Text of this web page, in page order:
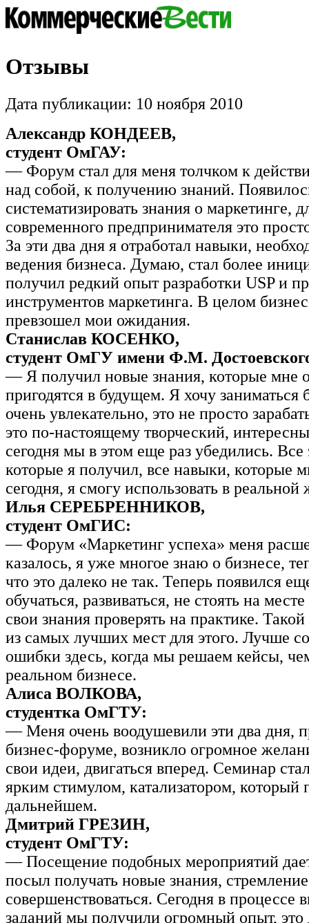
Отзывы
Дата публикации: 10 ноября 2010
Александр КОНДЕЕВ,
студент ОмГАУ:
— Форум стал для меня толчком к
над собой, к получению знаний.
систематизировать знания о маркетинге,
современного предпринимателя это
За эти два дня я отработал навыки,
ведения бизнеса. Думаю, стал более
получил редкий опыт разработки USP и
инструментов маркетинга. В целом
превзошел мои ожидания.
Станислав КОСЕНКО,
студент ОмГУ имени Ф.М.
— Я получил новые знания, которые мне
пригодятся в будущем. Я хочу заниматься
очень увлекательно, это не просто
это по-настоящему творческий,
сегодня мы в этом еще раз убедились. Все
которые я получил, все навыки, которые
сегодня, я смогу использовать в реальной
Илья СЕРЕБРЕННИКОВ,
студент ОмГИС:
— Форум «Маркетинг успеха» меня
казалось, я уже многое знаю о бизнесе,
что это далеко не так. Теперь появился
обучаться, развиваться, не стоять на
свои знания проверять на практике.
из самых лучших мест для этого. Лучше
ошибки здесь, когда мы решаем кейсы,
реальном бизнесе.
Алиса ВОЛКОВА,
студентка ОмГТУ:
— Меня очень воодушевили эти два дня,
бизнес-форуме, возникло огромное
свои идеи, двигаться вперед. Семинар
ярким стимулом, катализатором, который
дальнейшем.
Дмитрий ГРЕЗИН,
студент ОмГТУ:
— Посещение подобных мероприятий
посыл получать новые знания, стремление
совершенствоваться. Сегодня в процессе
заданий мы получили огромный опыт, это